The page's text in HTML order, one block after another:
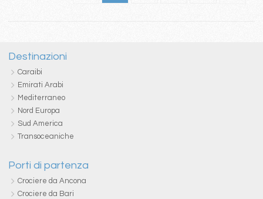
Destinazioni
Caraibi
Emirati Arabi
Mediterraneo
Nord Europa
Sud America
Transoceaniche
Porti di partenza
Crociere da Ancona
Crociere da Bari